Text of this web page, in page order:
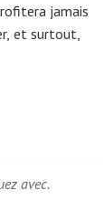
jamais
et surtout,
avec.